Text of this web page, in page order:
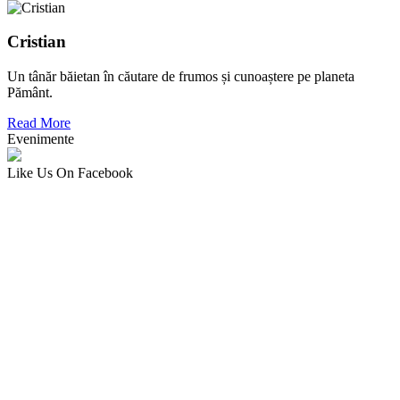
Cristian
Un tânăr băietan în căutare de frumos și cunoaștere pe planeta
Pământ.
Read More
Evenimente
Like Us On Facebook